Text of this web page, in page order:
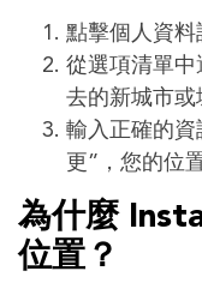
點擊個人資料
從選項清單中
去的新城市或
輸入正確的資
更”，您的位
為什麼
位置？